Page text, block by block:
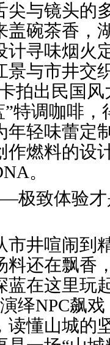
尖与镜头的
盖碗茶香，
计寻味烟火
景与市井交
拍出民国
”特调咖啡
年轻味蕾定
作燃料的设
。
市井喧闹到
料还在飘香
蓝在这里玩
绎NPC飙
读懂山城的